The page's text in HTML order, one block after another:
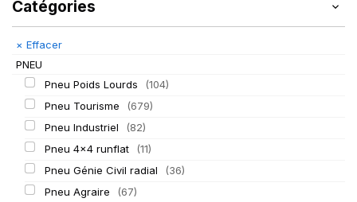
Catégories
× Effacer
PNEU
Pneu Poids Lourds
(104)
Pneu Tourisme
(679)
Pneu Industriel
(82)
Pneu 4x4 runflat
(11)
Pneu Génie Civil radial
(36)
Pneu Agraire
(67)